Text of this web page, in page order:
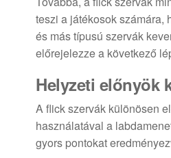
teszi a játékosok számára,
és más típusú szervák
előrejelezze a következő
Helyzeti előnyök
A flick szervák különösen
használatával a
gyors pontokat